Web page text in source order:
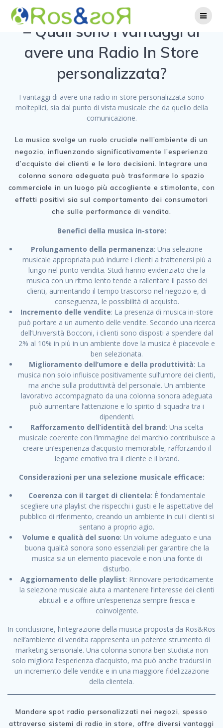
to
content
– Quali sono i vantaggi di
avere una Radio In Store
personalizzata?
I vantaggi di avere una radio in-store personalizzata sono
molteplici, sia dal punto di vista musicale che da quello della
comunicazione.
La musica svolge un ruolo cruciale nell’ambiente di un
negozio, influenzando significativamente l’esperienza
d’acquisto dei clienti e le loro decisioni. Integrare una
colonna sonora adeguata può trasformare lo spazio
commerciale in un luogo più accogliente e stimolante, con
effetti positivi sia sul comportamento dei consumatori
che sulle performance di vendita.
Benefici della musica in-store:
Prolungamento della permanenza: Una selezione
musicale appropriata può indurre i clienti a trattenersi più a
lungo nel punto vendita. Studi hanno evidenziato che la
musica con un ritmo lento tende a rallentare il passo dei
clienti, aumentando il tempo trascorso nel negozio e, di
conseguenza, le possibilità di acquisto.
Incremento delle vendite: La presenza di musica in-store
può portare a un aumento delle vendite. Secondo una ricerca
dell’Università Bocconi, i clienti sono disposti a spendere dal
2% al 10% in più in un ambiente dove la musica è piacevole e
ben selezionata.
Miglioramento dell’umore e della produttività: La
musica non solo influisce positivamente sull’umore dei clienti,
ma anche sulla produttività del personale. Un ambiente
lavorativo accompagnato da una colonna sonora adeguata
può aumentare l’attenzione e lo spirito di squadra tra i
dipendenti.
Rafforzamento dell’identità del brand: Una scelta
musicale coerente con l’immagine del marchio contribuisce a
creare un’esperienza d’acquisto memorabile, rafforzando il
legame emotivo tra il cliente e il brand.
Considerazioni per una selezione musicale efficace:
Coerenza con il target di clientela: È fondamentale
scegliere una playlist che rispecchi i gusti e le aspettative del
pubblico di riferimento, creando un ambiente in cui i clienti si
sentano a proprio agio.
Volume e qualità del suono: Un volume adeguato e una
buona qualità sonora sono essenziali per garantire che la
musica sia un elemento piacevole e non una fonte di
disturbo.
Aggiornamento delle playlist: Rinnovare periodicamente
la selezione musicale aiuta a mantenere l’interesse dei clienti
abituali e a offrire un’esperienza sempre fresca e
coinvolgente.
In conclusione, l’integrazione della musica proposta da Ros&Ros
nell’ambiente di vendita rappresenta un potente strumento di
marketing sensoriale. Una colonna sonora ben studiata non
solo migliora l’esperienza d’acquisto, ma può anche tradursi in
un incremento delle vendite e in una maggiore fidelizzazione
della clientela.
Mandare spot radio personalizzati nei negozi, spesso
attraverso sistemi di radio in store, offre diversi vantaggi